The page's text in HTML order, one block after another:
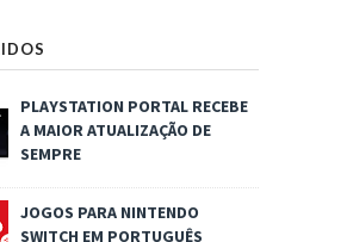
PLAYSTATION PORTAL RECEBE
A MAIOR ATUALIZAÇÃO DE
SEMPRE
JOGOS PARA NINTENDO
SWITCH EM PORTUGUÊS